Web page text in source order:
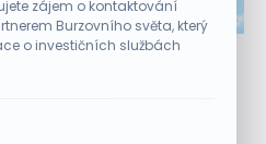
zájem o kontaktování
Burzovního světa, který
o investičních službách
nejhoršímu výprodeji